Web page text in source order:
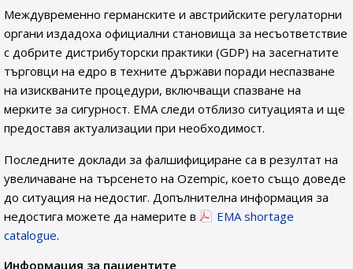
Междувременно германските и австрийските регулаторни
органи издадоха официални становища за несъответствие
с добрите дистрибуторски практики (GDP) на засегнатите
търговци на едро в техните държави поради неспазване
на изискваните процедури, включващи спазване на
мерките за сигурност. EMA следи отблизо ситуацията и ще
предоставя актуализации при необходимост.
Последните доклади за фалшифициране са в резултат на
увеличаване на търсенето на Ozempic, което също доведе
до ситуация на недостиг. Допълнителна информация за
недостига можете да намерите в
EMA shortage
catalogue.
Информация за пациентите